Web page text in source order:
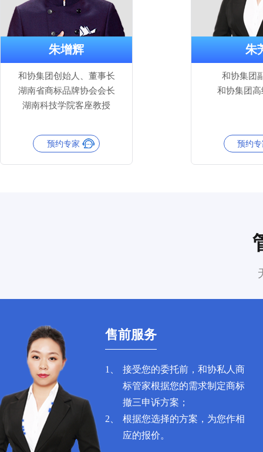
朱增辉
和协集团创始人、董事长
湖南省商标品牌协会会长
湖南科技学院客座教授
预约专家
朱
和协集团
和协集团
预约
售前服务
1、
接受您的委托前，和协私人商
标管家根据您的需求制定商标
撤三申诉方案；
2、
根据您选择的方案，为您作相
应的报价。